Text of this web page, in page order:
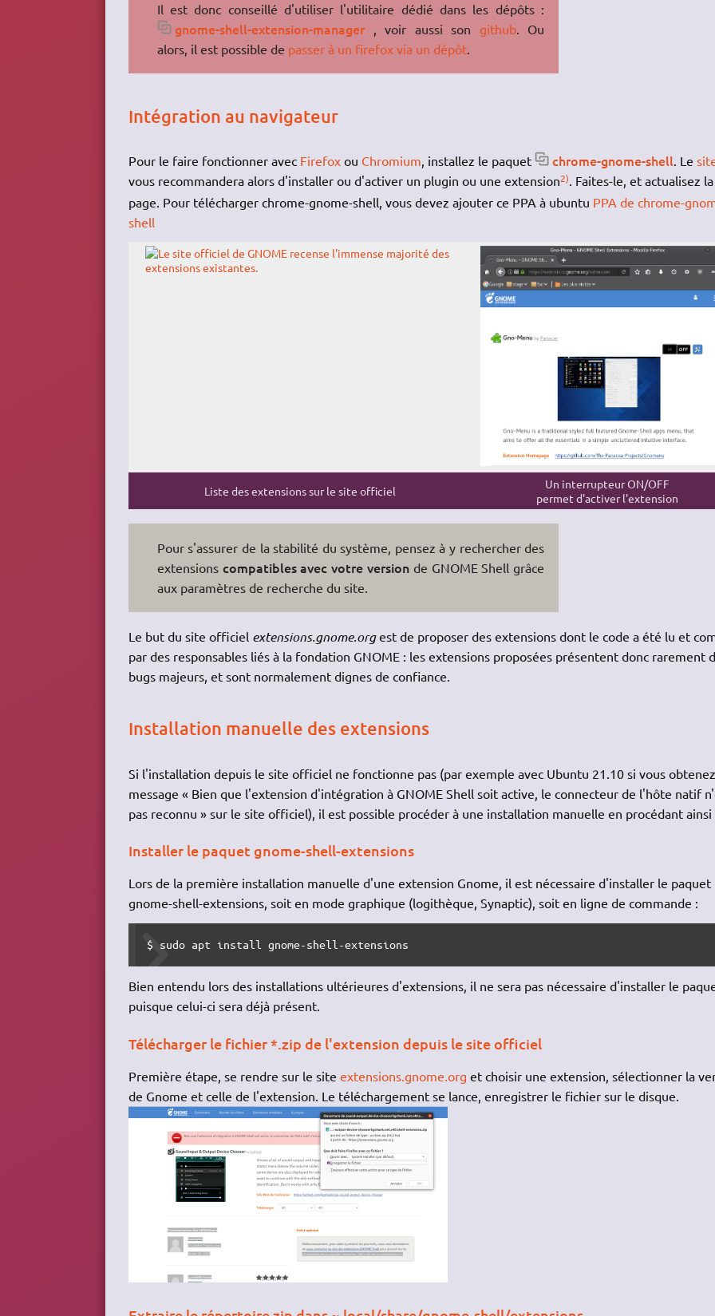
Il est donc conseillé d'utiliser l'utilitaire dédié dans les dépôts :
gnome-shell-extension-manager, voir aussi son github. Ou
alors, il est possible de passer à un firefox via un dépôt.
Intégration au navigateur
Pour le faire fonctionner avec Firefoxou Chromium, installez le paquet chrome-gnome-shell. Le
vous recommandera alors d'installer ou d'activer un plugin ou une extension2). Faites-le, et actualisez la
page. Pour télécharger chrome-gnome-shell, vous devez ajouter ce PPA à ubuntu PPA de chrome-
shell
Liste des extensions sur le site officiel
Un interrupteur ON/OFF
permet d'activer l'extension
Pour s'assurer de la stabilité du système, pensez à y rechercher des
extensions compatibles avec votre versionde GNOME Shell grâce
aux paramètres de recherche du site.
Le but du site officiel extensions.gnome.orgest de proposer des extensions dont le code a été lu et
par des responsables liés à la fondation GNOME : les extensions proposées présentent donc rarement
bugs majeurs, et sont normalement dignes de confiance.
Installation manuelle des extensions
Si l'installation depuis le site officiel ne fonctionne pas (par exemple avec Ubuntu 21.10 si vous
message « Bien que l'extension d'intégration à GNOME Shell soit active, le connecteur de l'hôte natif
pas reconnu » sur le site officiel), il est possible procéder à une installation manuelle en procédant ainsi
Installer le paquet gnome-shell-extensions
Lors de la première installation manuelle d'une extension Gnome, il est nécessaire d'installer le paquet
gnome-shell-extensions, soit en mode graphique (logithèque, Synaptic), soit en ligne de commande :
$ sudo apt install gnome-shell-extensions
Bien entendu lors des installations ultérieures d'extensions, il ne sera pas nécessaire d'installer le
puisque celui-ci sera déjà présent.
Télécharger le fichier *.zip de l'extension depuis le site officiel
Première étape, se rendre sur le site extensions.gnome.org et choisir une extension, sélectionner la
de Gnome et celle de l'extension. Le téléchargement se lance, enregistrer le fichier sur le disque.